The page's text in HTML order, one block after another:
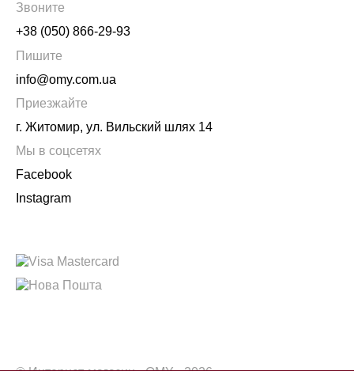
Звоните
+38 (050) 866-29-93
Пишите
info@omy.com.ua
Приезжайте
г. Житомир, ул. Вильский шлях 14
Мы в соцсетях
Facebook
Instagram